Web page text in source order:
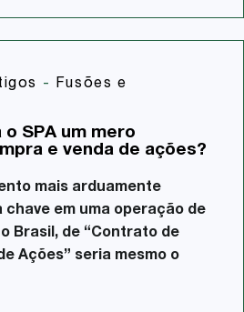
Twitter
Share
- Fusões e
SPA um mero
e venda de ações?
mais arduamente
chave em uma operação de
Brasil, de “Contrato de
Ações” seria mesmo o